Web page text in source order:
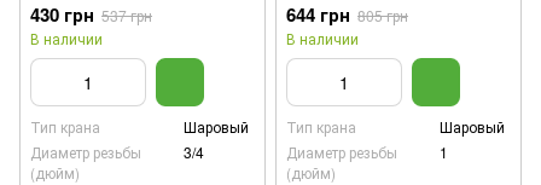
430 грн 537 грн
В наличии
Тип крана
Шаровый
Диаметр резьбы
(дюйм)
3/4
644 грн 805 грн
В наличии
Тип крана
Шаровый
Диаметр резьбы
(дюйм)
1